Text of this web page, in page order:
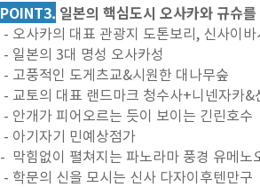
POINT3. 일본의 핵심도시 오사카와 규슈
- 오사카의 대표 관광지 도톤보리, 신사이바
- 일본의 3대 명성 오사카성
- 고풍적인 도게츠교&시원한 대나무숲
- 교토의 대표 랜드마크 청수사+니넨자카&
- 안개가 피어오르는 듯이 보이는 긴린호수
- 아기자기 민예상점가
- 막힘없이 펼쳐지는 파노라마 풍경 유메노
- 학문의 신을 모시는 신사 다자이후텐만구